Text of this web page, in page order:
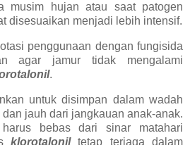
musim hujan atau saat patogen
disesuaikan menjadi lebih intensif.
penggunaan dengan fungisida
agar jamur tidak mengalami
.
untuk disimpan dalam wadah
jauh dari jangkauan anak-anak.
harus bebas dari sinar matahari
klorotaloniltetap terjaga dalam